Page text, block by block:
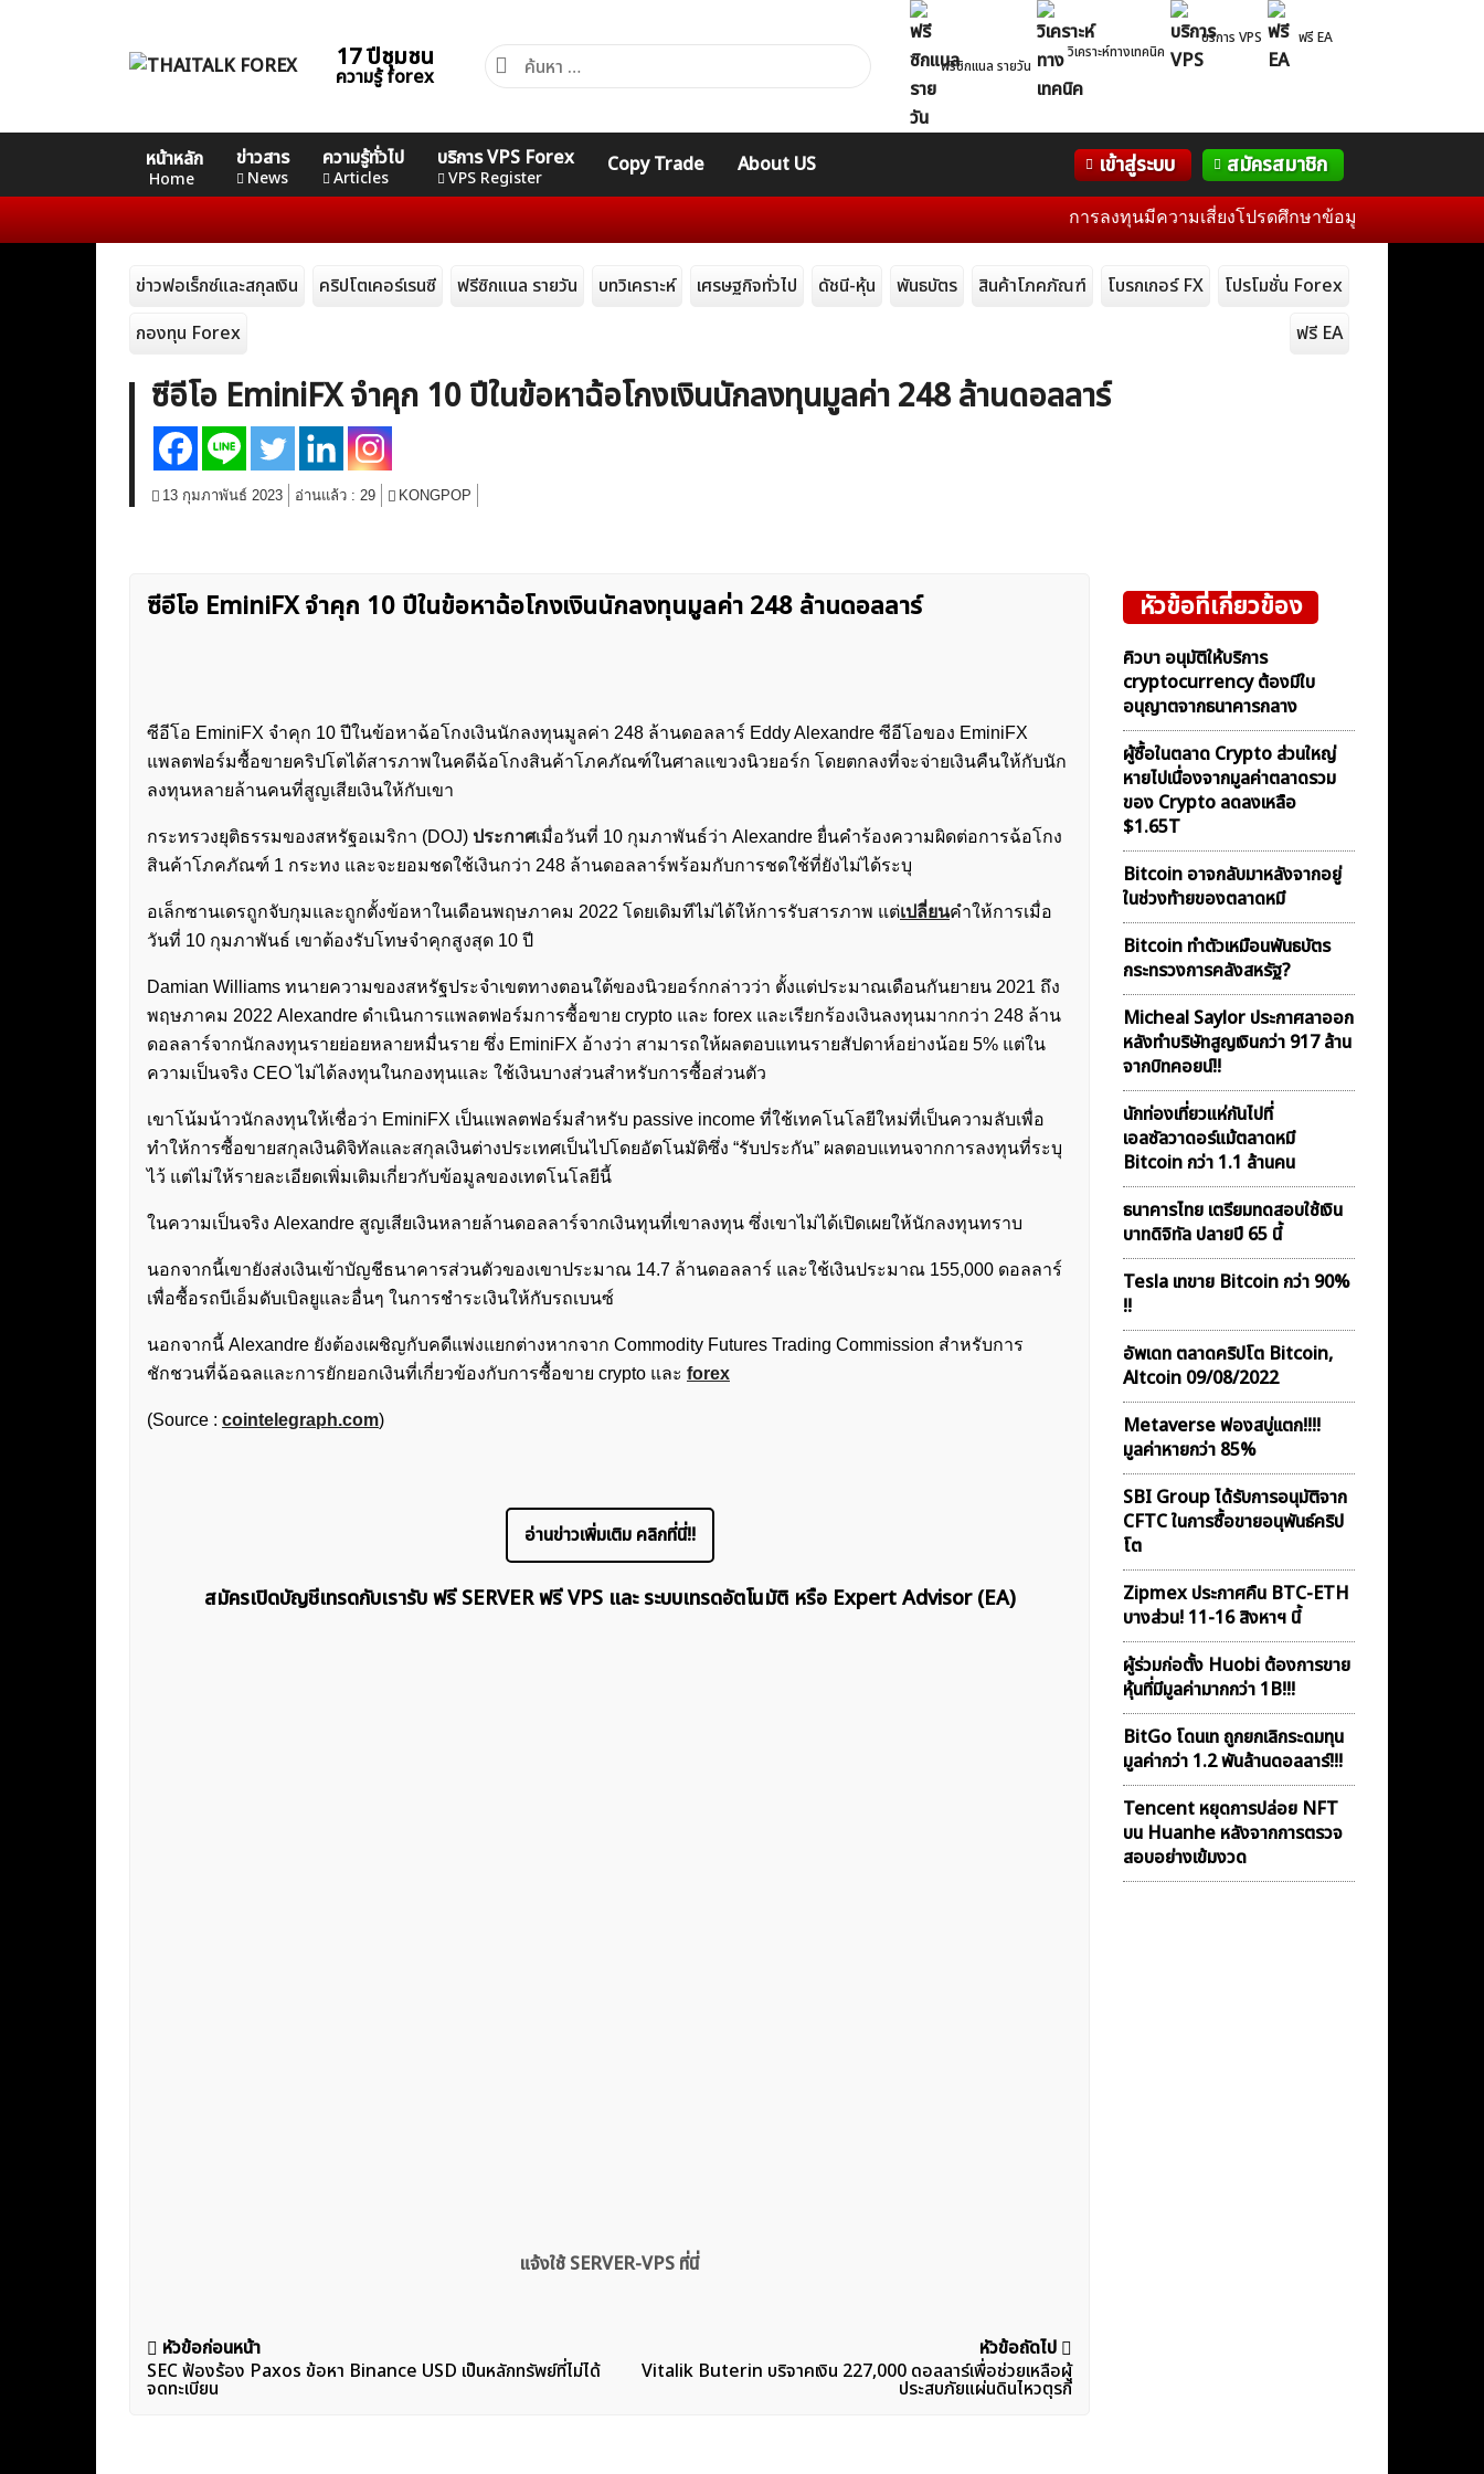
17 ปีชุมชน
ความรู้ forex
ค้นหา
สำหรับ:
ฟรีซิกแนล รายวัน
วิเคราะห์ทางเทคนิค
บริการ VPS ฟรี EA
หน้าหลัก
Home
ข่าวสาร
News
ความรู้ทั่วไป
Articles
บริการ VPS Forex
VPS Register
Copy Trade About US เข้าสู่ระบบ สมัครสมาชิก
VPS Register
สำหรับ:
คอร์ส
Basic
คอร์ส
Advance
คอร์ส
Professional
คอร์ส
Expert Indicators
WelTrade กิจกรรม
ฟอรั่ม
การลงทุนมีความเสี่ยงโปรดศึกษาข้อมูลก่อนการตัดสินใจล
ข่าวฟอเร็กซ์และสกุลเงิน คริปโตเคอร์เรนซี ฟรีซิกแนล รายวัน บทวิเคราะห์ เศรษฐกิจทั่วไป ดัชนี-หุ้น พันธบัตร สินค้าโภคภัณฑ์ โบรกเกอร์ FX
โปรโมชั่น Forex
กองทุน Forex
ฟรี EA
ซีอีโอ EminiFX จำคุก 10 ปีในข้อหาฉ้อโกงเงินนักลงทุนมูลค่า 248 ล้านดอลลาร์
13 กุมภาพันธ์ 2023 อ่านแล้ว : 29 KONGPOP
ซีอีโอ EminiFX จำคุก 10 ปีในข้อหาฉ้อโกงเงินนักลงทุนมูลค่า 248 ล้านดอลลาร์
ซีอีโอ EminiFX จำคุก 10 ปีในข้อหาฉ้อโกงเงินนักลงทุนมูลค่า 248 ล้านดอลลาร์ Eddy Alexandre ซีอีโอของ EminiFX
แพลตฟอร์มซื้อขายคริปโตได้สารภาพในคดีฉ้อโกงสินค้าโภคภัณฑ์ในศาลแขวงนิวยอร์ก โดยตกลงที่จะจ่ายเงินคืนให้กับนัก
ลงทุนหลายล้านคนที่สูญเสียเงินให้กับเขา
กระทรวงยุติธรรมของสหรัฐอเมริกา (DOJ) ประกาศเมื่อวันที่ 10 กุมภาพันธ์ว่า Alexandre ยื่นคำร้องความผิดต่อการฉ้อโกง
สินค้าโภคภัณฑ์ 1 กระทง และจะยอมชดใช้เงินกว่า 248 ล้านดอลลาร์พร้อมกับการชดใช้ที่ยังไม่ได้ระบุ
อเล็กซานเดรถูกจับกุมและถูกตั้งข้อหาในเดือนพฤษภาคม 2022 โดยเดิมทีไม่ได้ให้การรับสารภาพ แต่เปลี่ยนคำให้การเมื่อ
วันที่ 10 กุมภาพันธ์ เขาต้องรับโทษจำคุกสูงสุด 10 ปี
Damian Williams ทนายความของสหรัฐประจำเขตทางตอนใต้ของนิวยอร์กกล่าวว่า ตั้งแต่ประมาณเดือนกันยายน 2021 ถึง
พฤษภาคม 2022 Alexandre ดำเนินการแพลตฟอร์มการซื้อขาย crypto และ forex และเรียกร้องเงินลงทุนมากกว่า 248 ล้าน
ดอลลาร์จากนักลงทุนรายย่อยหลายหมื่นราย ซึ่ง EminiFX อ้างว่า สามารถให้ผลตอบแทนรายสัปดาห์อย่างน้อย 5% แต่ใน
ความเป็นจริง CEO ไม่ได้ลงทุนในกองทุนและ ใช้เงินบางส่วนสำหรับการซื้อส่วนตัว
เขาโน้มน้าวนักลงทุนให้เชื่อว่า EminiFX เป็นแพลตฟอร์มสำหรับ passive income ที่ใช้เทคโนโลยีใหม่ที่เป็นความลับเพื่อ
ทำให้การซื้อขายสกุลเงินดิจิทัลและสกุลเงินต่างประเทศเป็นไปโดยอัตโนมัติซึ่ง “รับประกัน” ผลตอบแทนจากการลงทุนที่ระบุ
ไว้ แต่ไม่ให้รายละเอียดเพิ่มเติมเกี่ยวกับข้อมูลของเทตโนโลยีนี้
ในความเป็นจริง Alexandre สูญเสียเงินหลายล้านดอลลาร์จากเงินทุนที่เขาลงทุน ซึ่งเขาไม่ได้เปิดเผยให้นักลงทุนทราบ
นอกจากนี้เขายังส่งเงินเข้าบัญชีธนาคารส่วนตัวของเขาประมาณ 14.7 ล้านดอลลาร์ และใช้เงินประมาณ 155,000 ดอลลาร์
เพื่อซื้อรถบีเอ็มดับเบิลยูและอื่นๆ ในการชำระเงินให้กับรถเบนซ์
นอกจากนี้ Alexandre ยังต้องเผชิญกับคดีแพ่งแยกต่างหากจาก Commodity Futures Trading Commission สำหรับการ
ชักชวนที่ฉ้อฉลและการยักยอกเงินที่เกี่ยวข้องกับการซื้อขาย crypto และ forex
(Source : cointelegraph.com)
อ่านข่าวเพิ่มเติม คลิกที่นี่!!
สมัครเปิดบัญชีเทรดกับเรารับ ฟรี SERVER ฟรี VPS และ ระบบเทรดอัตโนมัติ หรือ Expert Advisor (EA)
แจ้งใช้ SERVER-VPS ที่นี่
แนะแนว
เรื่อง
หัวข้อก่อนหน้า
SEC ฟ้องร้อง Paxos ข้อหา Binance USD เป็นหลักทรัพย์ที่ไม่ได้
จดทะเบียน
หัวข้อถัดไป
Vitalik Buterin บริจาคเงิน 227,000 ดอลลาร์เพื่อช่วยเหลือผู้
ประสบภัยแผ่นดินไหวตุรกี
หัวข้อที่เกี่ยวข้อง
คิวบา อนุมัติให้บริการ
cryptocurrency ต้องมีใบ
อนุญาตจากธนาคารกลาง
ผู้ซื้อในตลาด Crypto ส่วนใหญ่
หายไปเนื่องจากมูลค่าตลาดรวม
ของ Crypto ลดลงเหลือ
$1.65T
Bitcoin อาจกลับมาหลังจากอยู่
ในช่วงท้ายของตลาดหมี
Bitcoin ทำตัวเหมือนพันธบัตร
กระทรวงการคลังสหรัฐ?
Micheal Saylor ประกาศลาออก
หลังทำบริษัทสูญเงินกว่า 917 ล้าน
จากบิทคอยน์!!
นักท่องเที่ยวแห่กันไปที่
เอลซัลวาดอร์แม้ตลาดหมี
Bitcoin กว่า 1.1 ล้านคน
ธนาคารไทย เตรียมทดสอบใช้เงิน
บาทดิจิทัล ปลายปี 65 นี้
Tesla เทขาย Bitcoin กว่า 90%
!!
อัพเดท ตลาดคริปโต Bitcoin,
Altcoin 09/08/2022
Metaverse ฟองสบู่เเตก!!!!
มูลค่าหายกว่า 85%
SBI Group ได้รับการอนุมัติจาก
CFTC ในการซื้อขายอนุพันธ์คริป
โต
Zipmex ประกาศคืน BTC-ETH
บางส่วน! 11-16 สิงหาฯ นี้
ผู้ร่วมก่อตั้ง Huobi ต้องการขาย
หุ้นที่มีมูลค่ามากกว่า 1B!!!
BitGo โดนเท ถูกยกเลิกระดมทุน
มูลค่ากว่า 1.2 พันล้านดอลลาร์!!!
Tencent หยุดการปล่อย NFT
บน Huanhe หลังจากการตรวจ
สอบอย่างเข้มงวด